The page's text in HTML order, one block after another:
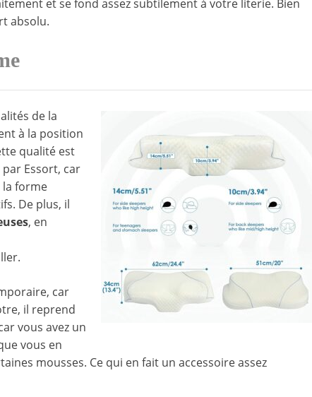
et se fond assez subtilement à votre literie. Bien
absolu.
de la
à la position
qualité est
Essort, car
la forme
De plus, il
, en
car
il reprend
vous avez un
vous en
mousses. Ce qui en fait un accessoire assez